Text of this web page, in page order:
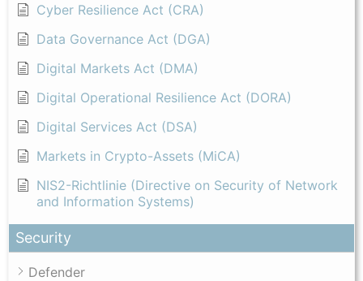
Cyber Resilience Act (CRA)
Data Governance Act (DGA)
Digital Markets Act (DMA)
Digital Operational Resilience Act (DORA)
Digital Services Act (DSA)
Markets in Crypto-Assets (MiCA)
NIS2-Richtlinie (Directive on Security of Network
and Information Systems)
Security
Defender